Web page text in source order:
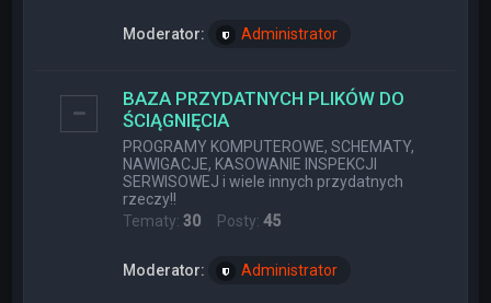
Moderator: Administrator
BAZA PRZYDATNYCH PLIKÓW DO
ŚCIĄGNIĘCIA
PROGRAMY KOMPUTEROWE, SCHEMATY,
NAWIGACJE, KASOWANIE INSPEKCJI
SERWISOWEJ i wiele innych przydatnych
rzeczy!!
Tematy:30 Posty:45
Moderator: Administrator